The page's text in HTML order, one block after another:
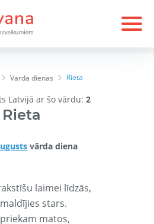
Varda dienas Rieta
Latvijā ar šo vārdu: 2
Rieta
vārda diena
laimei līdzās,
stars.
matos,